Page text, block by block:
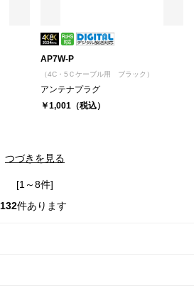
AP7W-P
（4C・5Ｃケーブル用 ブラック）
アンテナプラグ
￥1,001（税込）
つづきを見る
[1～8件]
132件あります